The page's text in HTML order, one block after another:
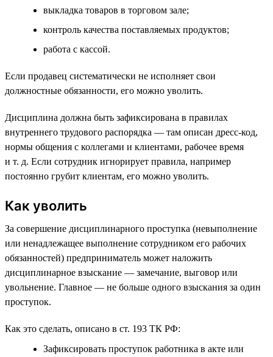
выкладка товаров в торговом зале;
контроль качества поставляемых продуктов;
работа с кассой.
Если продавец систематически не исполняет свои
должностные обязанности, его можно уволить.
Дисциплина должна быть зафиксирована в правилах
внутреннего трудового распорядка — там описан дресс-код,
нормы общения с коллегами и клиентами, рабочее время
и т. д. Если сотрудник игнорирует правила, например
постоянно грубит клиентам, его можно уволить.
Как уволить
За совершение дисциплинарного проступка (невыполнение
или ненадлежащее выполнение сотрудником его рабочих
обязанностей) предприниматель может наложить
дисциплинарное взыскание — замечание, выговор или
увольнение. Главное — не больше одного взыскания за один
проступок.
Как это сделать, описано в ст. 193 ТК РФ:
Зафиксировать проступок работника в акте или